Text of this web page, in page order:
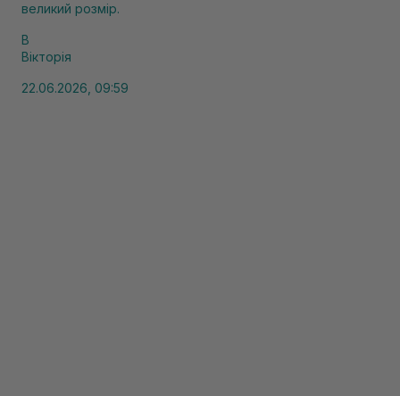
великий розмір.
В
Вікторія
22.06.2026, 09:59